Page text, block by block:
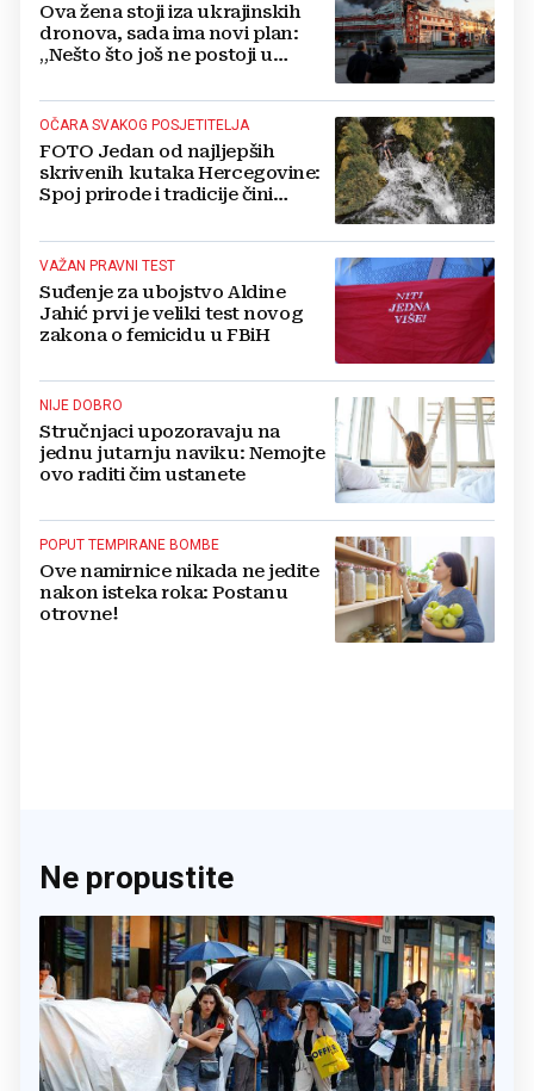
Ova žena stoji iza ukrajinskih
dronova, sada ima novi plan:
„Nešto što još ne postoji u
OČARA SVAKOG POSJETITELJA
FOTO Jedan od najljepših
skrivenih kutaka Hercegovine:
Spoj prirode i tradicije čini
destinacijom
VAŽAN PRAVNI TEST
Suđenje za ubojstvo Aldine
Jahić prvi je veliki test novog
zakona o femicidu u FBiH
NIJE DOBRO
Stručnjaci upozoravaju na
jednu jutarnju naviku: Nemojte
ovo raditi čim ustanete
POPUT TEMPIRANE BOMBE
Ove namirnice nikada ne jedite
nakon isteka roka: Postanu
otrovne!
Ne propustite